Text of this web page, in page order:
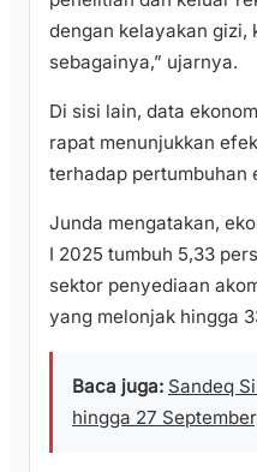
dengan kelayakan gizi,
sebagainya,” ujarnya.
Di sisi lain, data
rapat menunjukkan
terhadap pertumbuhan
Junda mengatakan,
I 2025 tumbuh 5,33
sektor penyediaan
yang melonjak hingga
Baca juga: Sandeq
hingga 27